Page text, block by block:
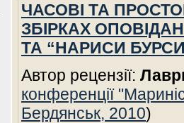
ЧАСОВІ ТА
ЗБІРКАХ
ТА “НАРИСИ
Автор рецензії:
конференції
Бердянськ, 2010)